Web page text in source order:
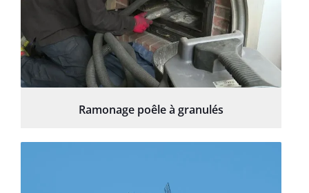
Ramonage poêle à granulés